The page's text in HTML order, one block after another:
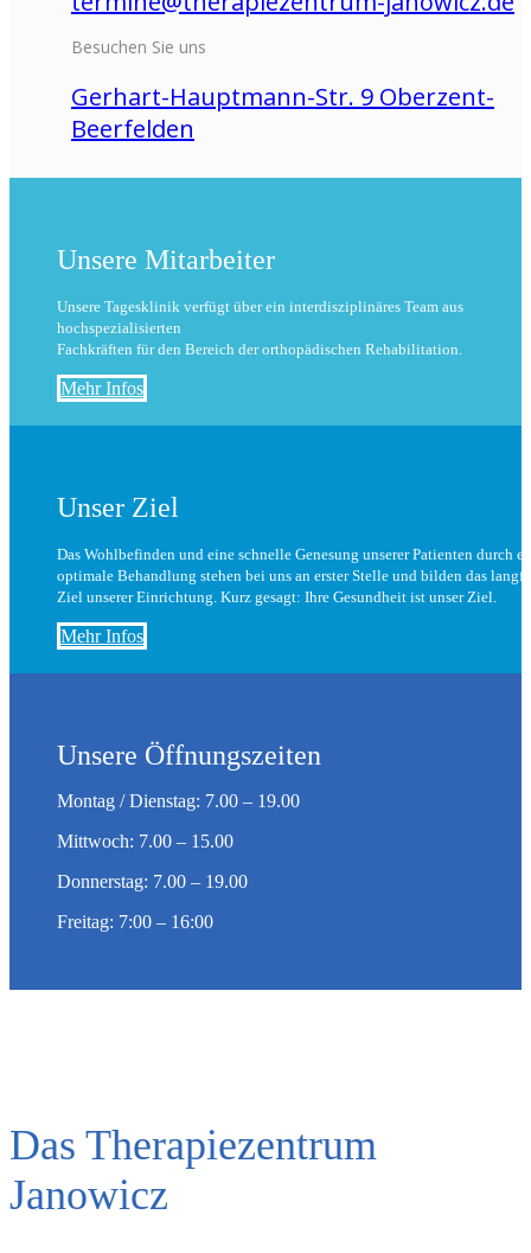
Besuchen Sie uns
Gerhart-Hauptmann-Str. 9 Oberzent-
Beerfelden
Unsere Mitarbeiter
Unsere Tagesklinik verfügt über ein interdisziplinäres Team aus
hochspezialisierten
Fachkräften für den Bereich der orthopädischen Rehabilitation.
Mehr Infos
Unser Ziel
Das Wohlbefinden und eine schnelle Genesung unserer Patienten durch
optimale Behandlung stehen bei uns an erster Stelle und bilden das
Ziel unserer Einrichtung. Kurz gesagt: Ihre Gesundheit ist unser Ziel.
Mehr Infos
Unsere Öffnungszeiten
Montag / Dienstag: 7.00 – 19.00
Mittwoch: 7.00 – 15.00
Donnerstag: 7.00 – 19.00
Freitag: 7:00 – 16:00
Das Therapiezentrum
Janowicz